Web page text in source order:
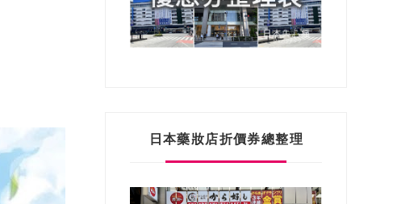
日本藥妝店折價券總整理